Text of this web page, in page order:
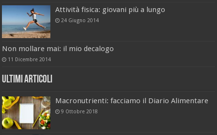
Attività fisica: giovani più a lungo
24 Giugno 2014
Non mollare mai: il mio decalogo
11 Dicembre 2014
Ultimi Articoli
Macronutrienti: facciamo il Diario Alimentare
9 Ottobre 2018